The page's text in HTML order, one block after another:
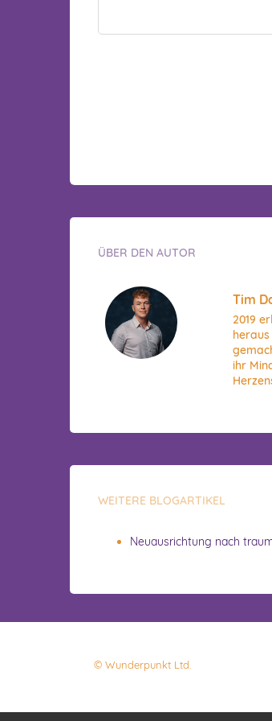
ÜBER DEN AUTOR
Tim
2019
ihr
WEITERE BLOGARTIKEL
Neuausrichtung nach
© Wunderpunkt Ltd.